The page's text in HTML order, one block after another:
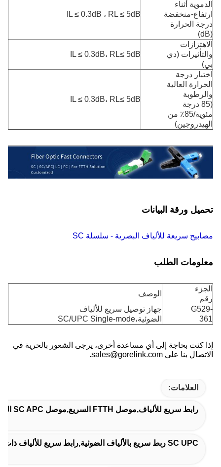
الدموية أثناء
ارتفاع-منخفضة
درجة الحرارة
IL ≤ 0.3dB ، RL ≤ 5dB
الاهتزازات
والتأثيرات (دي
بي)
IL ≤ 0.3dB، RL≤ 5dB
اختبار درجة
الحرارة العالية
والرطوبة
(85 درجة
مئوية/85٪ من
الهيدروجين)
IL ≤ 0.3dB، RL≤ 5dB
تحميل ورقة البيانات
مصابيح سريعة للألياف البصرية - سلسلة SC
معلومات الطلب
الجزء
رقم
الوصف
G529-
361
جهاز توصيل سريع للألياف
الضوئية،SC/UPC Single-mode
إذا كنت بحاجة إلى أي مساعدة أخرى، يرجى الشعور بالحرية في
الاتصال بنا على sales@gorelink.com.
العلامات:
رابط سريع للألياف,موصل FTTH السريع,موصل SC APC السريع
SC UPC ربط سريع بالألياف الضوئية,رابط سريع للألياف ذات الوضع الواحد,رابط سريع للألياف البصرية عالية الدقة